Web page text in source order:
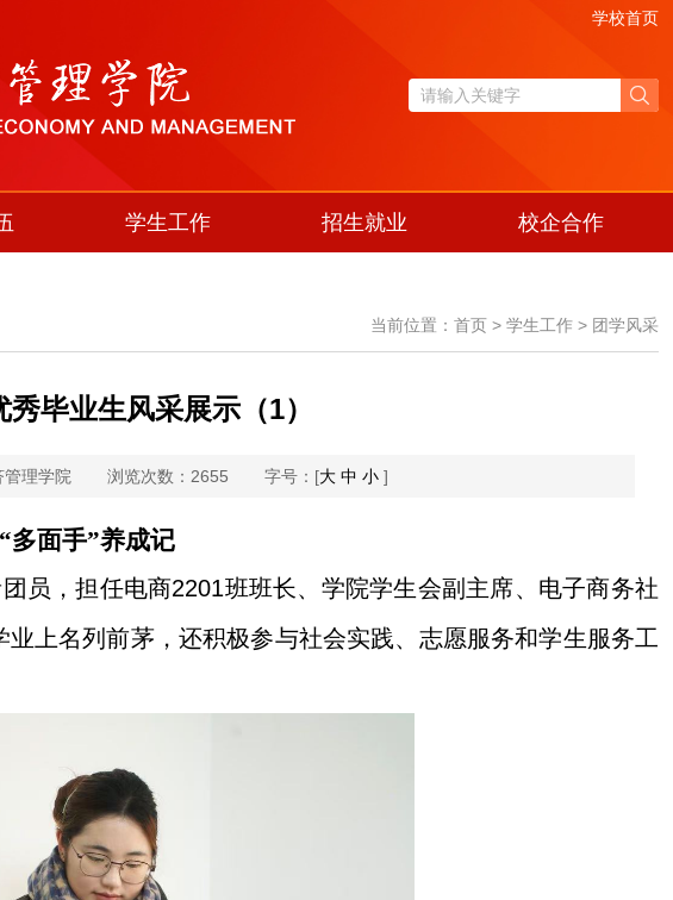
学校首页
学生工作 招生就业 校企合作
当前位置：首页 > 学生工作 > 团学风采
毕业生风采展示（1）
理学院 浏览次数：2655 字号：[大 中 小 ]
多面手”养成记
员，担任电商2201班班长、学院学生会副主席、电子商务社
上名列前茅，还积极参与社会实践、志愿服务和学生服务工